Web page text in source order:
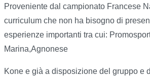
Proveniente dal campionato Francese
curriculum che non ha bisogno di
esperienze importanti tra cui:
Marina,Agnonese
Kone e già a disposizione del gruppo e